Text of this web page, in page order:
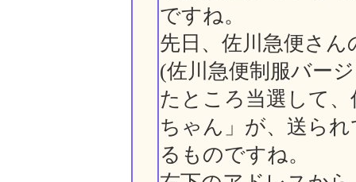
ですね。
先日、佐川急便さ
(佐川急便制服バー
たところ当選して
ちゃん」が、送ら
るものですね。